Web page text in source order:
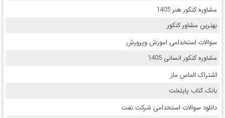
مشاوره کنکور هنر 1405
بهترین مشاور کنکور
سوالات استخدامی اموزش وپرورش
مشاوره کنکور انسانی 1405
اشتراک الماس ماز
بانک کتاب پایتخت
دانلود سوالات استخدامی شرکت نفت